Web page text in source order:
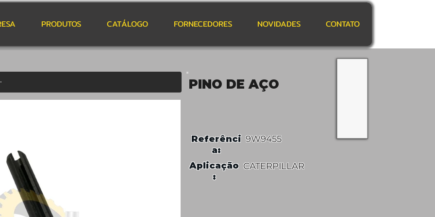
PRODUTOS CATÁLOGO FORNECEDORES NOVIDADES CONTATO
PINO DE AÇO
Referênci
a:
9W9455
Aplicação
:
CATERPILLAR